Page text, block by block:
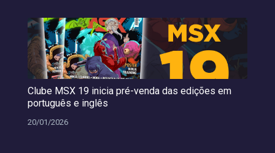
Clube MSX 19 inicia pré-venda das edições em
português e inglês
20/01/2026